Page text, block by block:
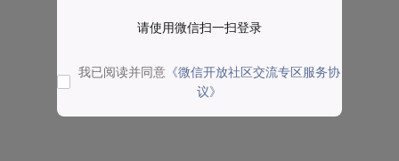
请使用微信扫一扫登录
我已阅读并同意 《微信开放社区交流专区服务协
议》